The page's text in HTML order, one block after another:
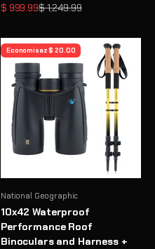
Prix de vente
$ 999.99Prix normal
$ 1,249.99
Economisez $ 20.00
National Geographic
10x42 Waterproof
Performance Roof
Binoculars and Harness +